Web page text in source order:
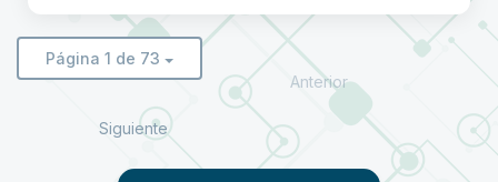
Página 1 de 73
Anterior
Siguiente